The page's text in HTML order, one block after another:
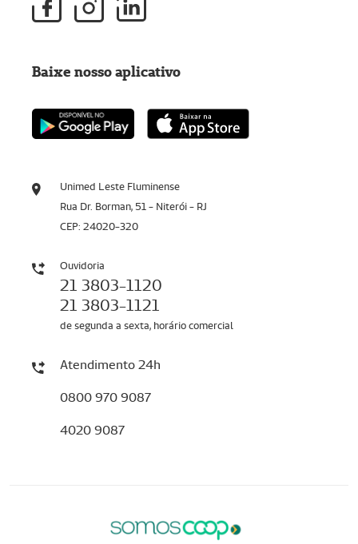
Unimed Leste Fluminense
Rua Dr. Borman, 51 - Niterói - RJ
CEP: 24020-320
Ouvidoria
21 3803-1120
21 3803-1121
de segunda a sexta, horário comercial
Atendimento 24h
0800 970 9087
4020 9087
Baixe nosso aplicativo